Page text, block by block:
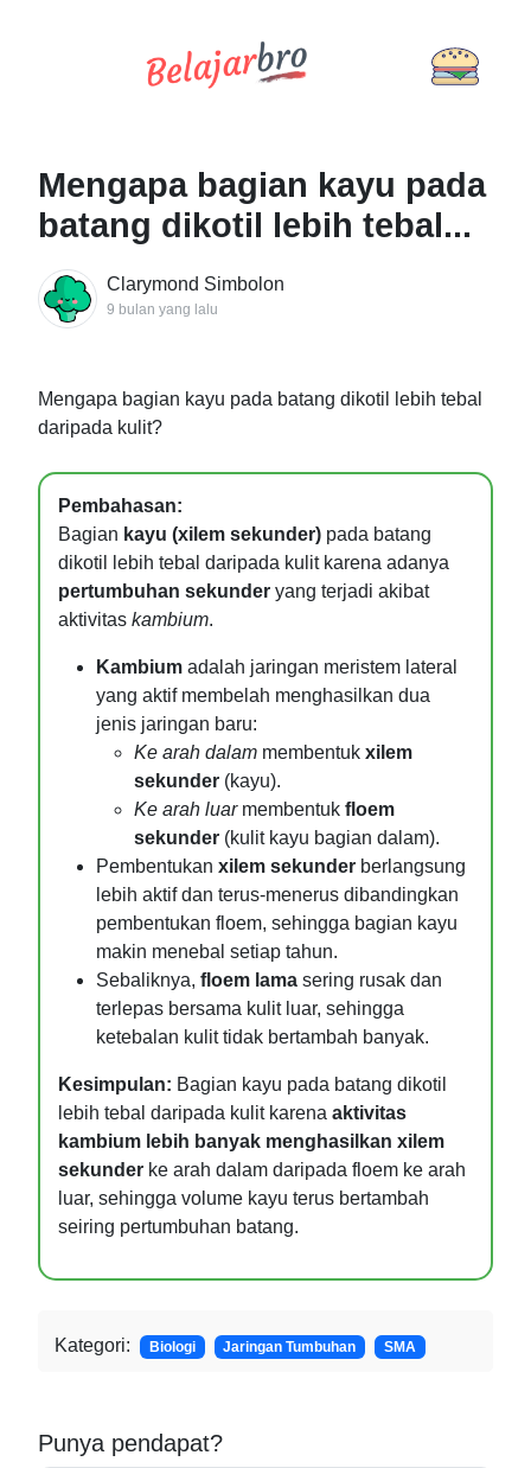
Mengapa bagian kayu pada
batang dikotil lebih tebal...
Clarymond Simbolon
9 bulan yang lalu
Mengapa bagian kayu pada batang dikotil lebih tebal
daripada kulit?
Pembahasan:
Bagian kayu (xilem sekunder) pada batang
dikotil lebih tebal daripada kulit karena adanya
pertumbuhan sekunder yang terjadi akibat
aktivitas kambium.
Kambium adalah jaringan meristem lateral
yang aktif membelah menghasilkan dua
jenis jaringan baru:
Ke arah dalam membentuk xilem
sekunder (kayu).
Ke arah luarmembentuk floem
sekunder (kulit kayu bagian dalam).
Pembentukan xilem sekunder berlangsung
lebih aktif dan terus-menerus dibandingkan
pembentukan floem, sehingga bagian kayu
makin menebal setiap tahun.
Sebaliknya, floem lama sering rusak dan
terlepas bersama kulit luar, sehingga
ketebalan kulit tidak bertambah banyak.
Kesimpulan: Bagian kayu pada batang dikotil
lebih tebal daripada kulit karena aktivitas
kambium lebih banyak menghasilkan xilem
sekunder ke arah dalam daripada floem ke arah
luar, sehingga volume kayu terus bertambah
seiring pertumbuhan batang.
Kategori: Biologi Jaringan Tumbuhan SMA
Punya pendapat?